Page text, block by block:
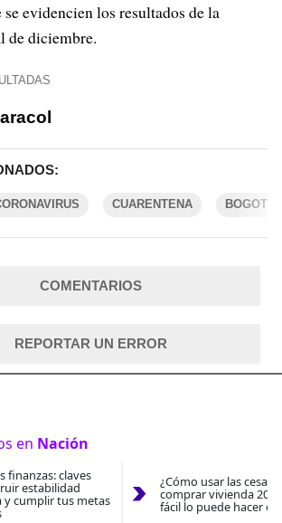
evidencien los resultados de la
de diciembre.
CUARENTENA BOGOTÁ
COMENTARIOS
REPORTAR UN ERROR
en Nación
finanzas: claves
estabilidad
y cumplir tus metas
¿Cómo usar las
comprar vivienda
fácil lo puede hacer